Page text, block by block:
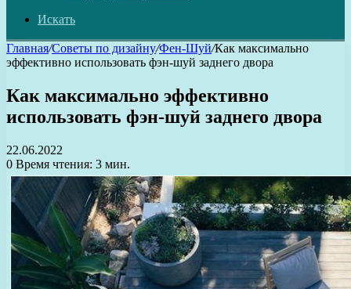
Искать
Главная/Советы по дизайну/Фен-Шуй/Как максимально
эффективно использовать фэн-шуй заднего двора
Как максимально эффективно
использовать фэн-шуй заднего двора
22.06.2022
0 Время чтения: 3 мин.